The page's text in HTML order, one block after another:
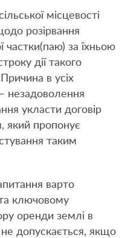
місцевості
розірвання
частки(паю) за їхньою
дії такого
в усіх
незадоволення
укласти договір
який пропонує
таким
варто
ключовому
оренди землі в
допускається, якщо